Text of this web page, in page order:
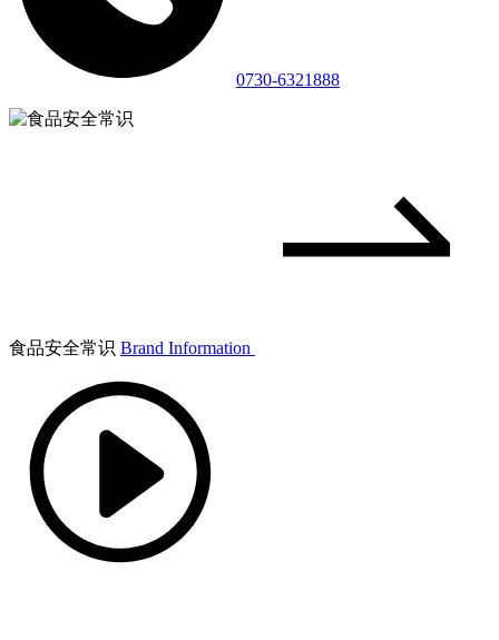
0730-6321888
食品安全常识 Brand Information